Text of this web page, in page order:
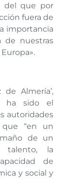
del que por
fuera de
importancia
de nuestras
Almería’,
ha sido el
autoridades
que “en un
de un
talento, la
de
y social y